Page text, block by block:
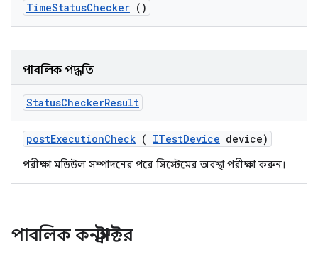
TimeStatusChecker ()
পাবলিক পদ্ধতি
StatusCheckerResult
postExecutionCheck ( ITestDevice device)
পরীক্ষা মডিউল সম্পাদনের পরে সিস্টেমের অবস্থা পরীক্ষা করুন।
পাবলিক কনস্ট্রাক্টর